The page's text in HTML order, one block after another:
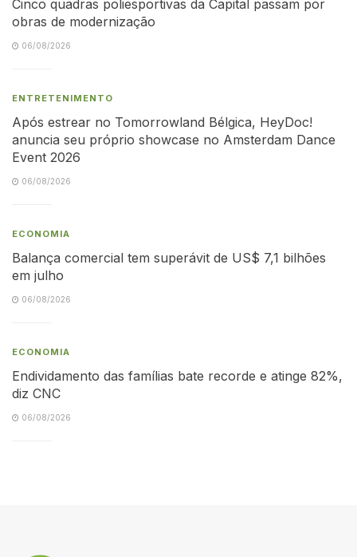
Cinco quadras poliesportivas da Capital passam por
obras de modernização
06/08/2026
ENTRETENIMENTO
Após estrear no Tomorrowland Bélgica, HeyDoc!
anuncia seu próprio showcase no Amsterdam Dance
Event 2026
06/08/2026
ECONOMIA
Balança comercial tem superávit de US$ 7,1 bilhões
em julho
06/08/2026
ECONOMIA
Endividamento das famílias bate recorde e atinge 82%,
diz CNC
06/08/2026